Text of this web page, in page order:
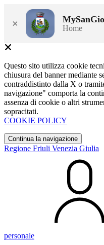
× Home
Questo sito utilizza cookie
chiusura del banner mediante
contraddistinto dalla X o
navigazione" comporta la
assenza di cookie o altri
sopracitati.
COOKIE POLICY
Continua la navigazione
Regione Friuli Venezia Giulia
personale